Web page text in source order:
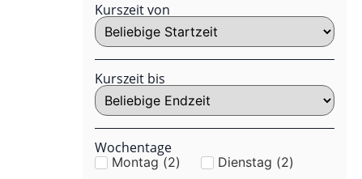
Kurszeit von
Kurszeit bis
Wochentage
Montag (2) Dienstag (2)